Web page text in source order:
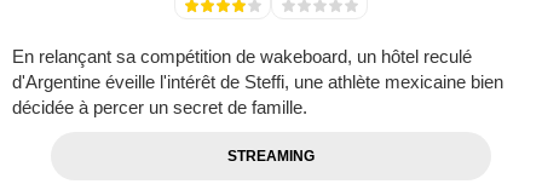
En relançant sa compétition de wakeboard, un hôtel reculé
d'Argentine éveille l'intérêt de Steffi, une athlète mexicaine bien
décidée à percer un secret de famille.
STREAMING